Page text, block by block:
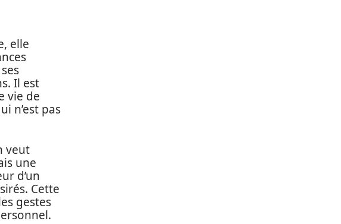
elle
Il est
vie de
n’est pas
veut
une
d’un
Cette
gestes